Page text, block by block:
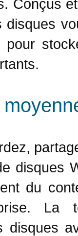
Conçus
disques
pour
disques
du
La
disques